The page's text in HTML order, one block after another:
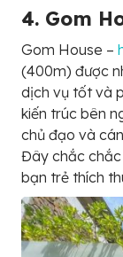
4. Gom
Gom House –
(400m) được
dịch vụ tốt và
kiến trúc bên
chủ đạo và
Đây chắc chắc
bạn trẻ thích